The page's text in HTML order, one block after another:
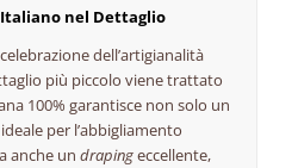
Italiano nel Dettaglio
dell’artigianalità
più piccolo viene trattato
100% garantisce non solo un
per l’abbigliamento
anche un drapingeccellente,